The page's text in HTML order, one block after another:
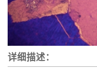
详细描述：